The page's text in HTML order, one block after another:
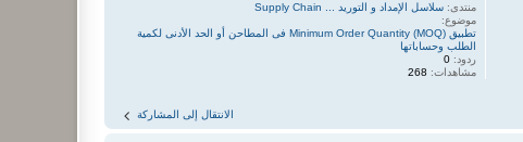
منتدى:سلاسل الإمداد و التوريد ... Supply Chain
موضوع:
تطبيق Minimum Order Quantity (MOQ) فى المطاحن أو الحد الأدنى لكمية
الطلب وحساباتها
ردود:0
مشاهدات: 268
الانتقال إلى المشاركة